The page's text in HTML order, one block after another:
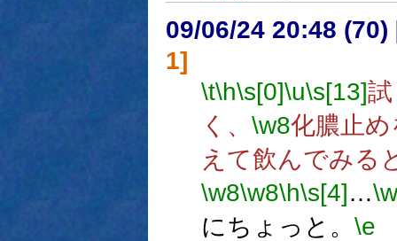
09/06/24 20:48 (70)
1]
\t\h\s[0]\u\s[13]
く、 \w8化膿止
えて飲んでみる
\w8\w8\h\s[4]…
にちょっと。 \e